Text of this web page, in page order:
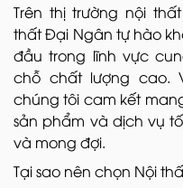
Trên thị trường nội
thất Đại Ngân tự hào
đầu trong lĩnh vực
chỗ chất lượng cao.
chúng tôi cam kết
sản phẩm và dịch vụ
và mong đợi.
Tại sao nên chọn Nội